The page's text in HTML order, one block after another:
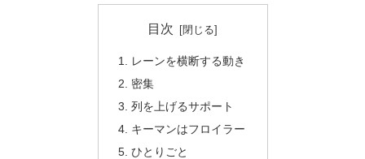
目次
レーンを横断する動き
密集
列を上げるサポート
キーマンはフロイラー
ひとりごと